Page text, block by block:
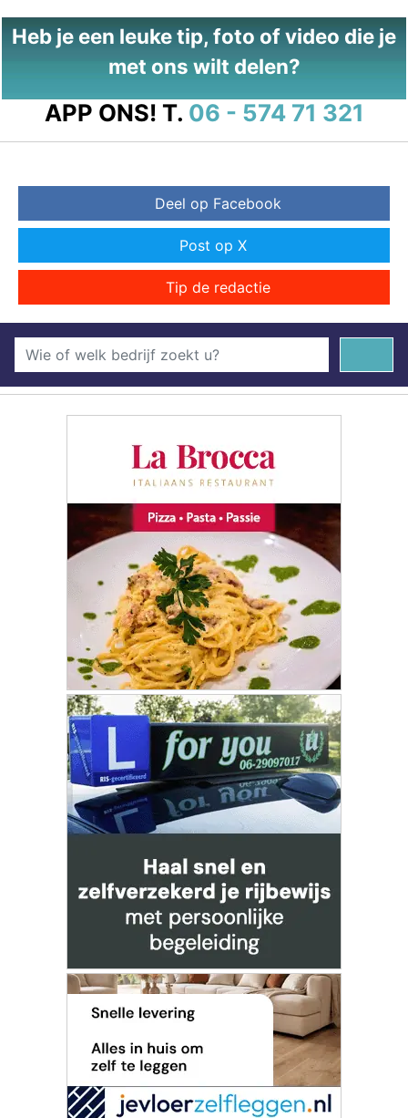
Heb je een leuke tip, foto of video die je
met ons wilt delen?
APP ONS! T. 06 - 574 71 321
Deel op Facebook
Post op X
Tip de redactie